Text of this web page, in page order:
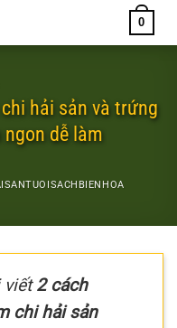
0
hải sản và trứng
dễ làm
viết2 cách
chi hải sản